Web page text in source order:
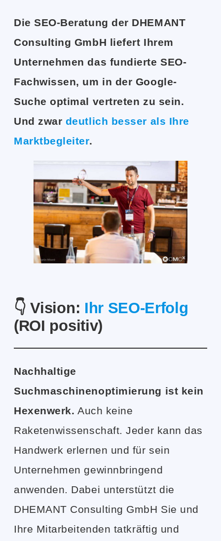
Die SEO-Beratung der DHEMANT
Consulting GmbH liefert Ihrem
Unternehmen das fundierte SEO-
Fachwissen, um in der Google-
Suche optimal vertreten zu sein.
Und zwar deutlich besser als Ihre
Marktbegleiter.
👇 Vision: Ihr SEO-Erfolg
(ROI positiv)
Nachhaltige
Suchmaschinenoptimierung ist kein
Hexenwerk. Auch keine
Raketenwissenschaft. Jeder kann das
Handwerk erlernen und für sein
Unternehmen gewinnbringend
anwenden. Dabei unterstützt die
DHEMANT Consulting GmbH Sie und
Ihre Mitarbeitenden tatkräftig und